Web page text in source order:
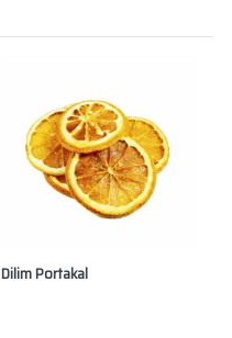
Dilim Portakal